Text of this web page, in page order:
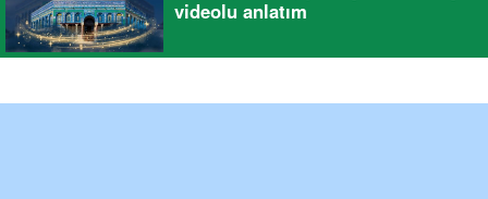
videolu anlatım